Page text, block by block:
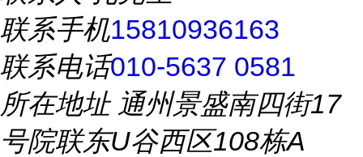
联系手机15810936163
联系电话010-5637 0581
所在地址通州景盛南四街17
号院联东U谷西区108栋A